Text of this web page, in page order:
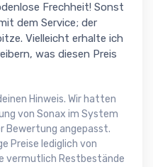
Frechheit! Sonst
dem Service; der
Vielleicht erhalte ich
was diesen Preis
Hinweis. Wir hatten
von Sonax im System
Bewertung angepasst.
Preise lediglich von
vermutlich Restbestände